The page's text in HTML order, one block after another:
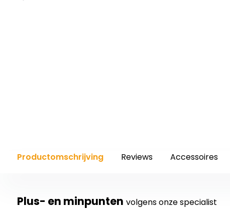
Productomschrijving Reviews Accessoires
Plus- en minpunten volgens onze specialist